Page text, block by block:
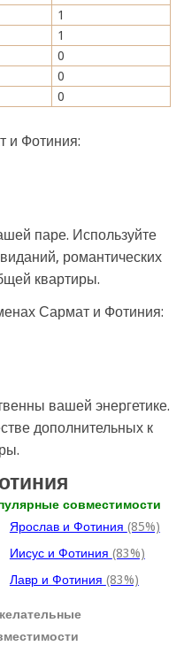
1
1
0
0
0
и Фотиния:
паре. Используйте
романтических
квартиры.
Сармат и Фотиния:
вашей энергетике.
дополнительных к
совместимости
Ярослав и Фотиния (85%)
Иисус и Фотиния (83%)
Лавр и Фотиния (83%)